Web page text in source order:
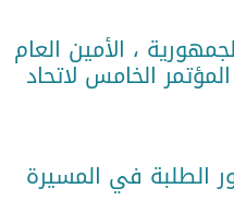
، الأمين العام
الخامس لاتحاد
الطلبة في المسيرة